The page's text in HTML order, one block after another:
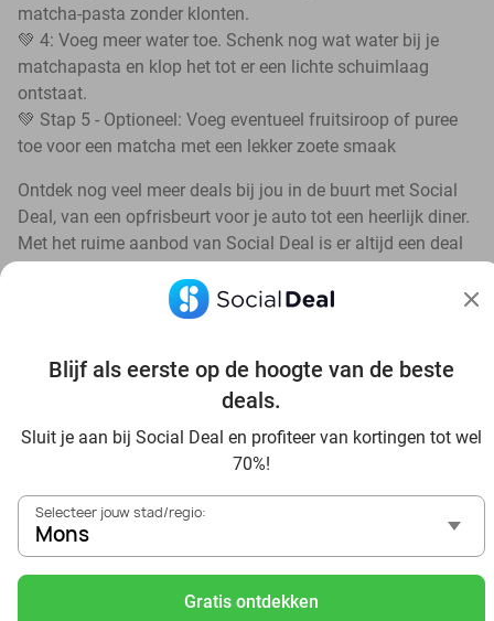
Blijf als eerste op de hoogte van de beste
deals.
Sluit je aan bij Social Deal en profiteer van kortingen tot wel
70%!
Selecteer jouw stad/regio:
Mons
Gratis ontdekken
matcha-pasta zonder klonten.
💚 4: Voeg meer water toe. Schenk nog wat water bij je
matchapasta en klop het tot er een lichte schuimlaag
ontstaat.
💚 Stap 5 - Optioneel: Voeg eventueel fruitsiroop of puree
toe voor een matcha met een lekker zoete smaak
Ontdek nog veel meer deals bij jou in de buurt met Social
Deal, van een opfrisbeurt voor je auto tot een heerlijk diner.
Met het ruime aanbod van Social Deal is er altijd een deal
Bekijk nog meer topdeals in jouw omgeving